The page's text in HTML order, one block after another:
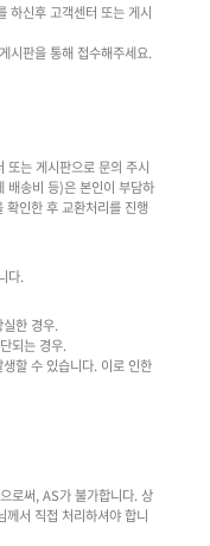
하신후 고객센터 또는 게시
시판을 통해 접수해주세요.
는 게시판으로 문의 주시
배송비 등)은 본인이 부담하
인한 후 교환처리를 진행
다.
한 경우.
되는 경우.
할 수 있습니다. 이로 인한
로써, AS가 불가합니다. 상
서 직접 처리하셔야 합니